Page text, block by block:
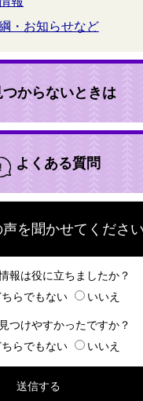
・お知らせなど
つからないときは
よくある質問
を聞かせてください
報は役に立ちましたか？
ちらでもない いいえ
つけやすかったですか？
ちらでもない いいえ